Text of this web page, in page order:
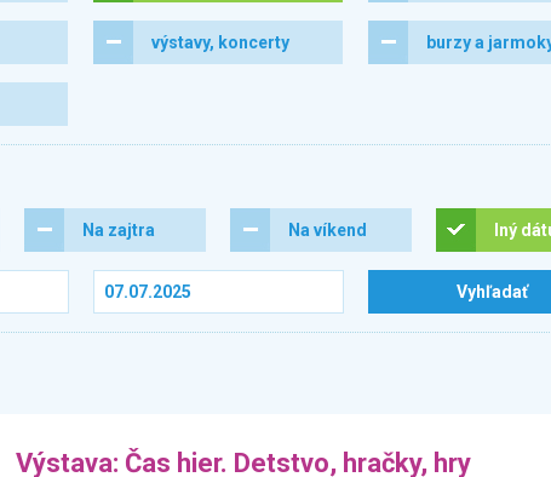
výstavy, koncerty burzy a
Na zajtra Na víkend Iný
Výstava: Čas hier. Detstvo, hračky, hry